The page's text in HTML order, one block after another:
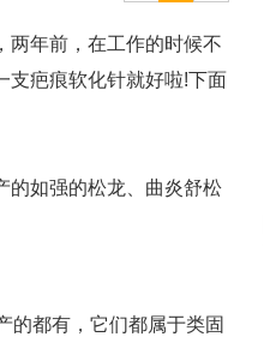
两年前，在工作的时候不
支疤痕软化针就好啦!下面
的如强的松龙、曲炎舒松
的都有，它们都属于类固